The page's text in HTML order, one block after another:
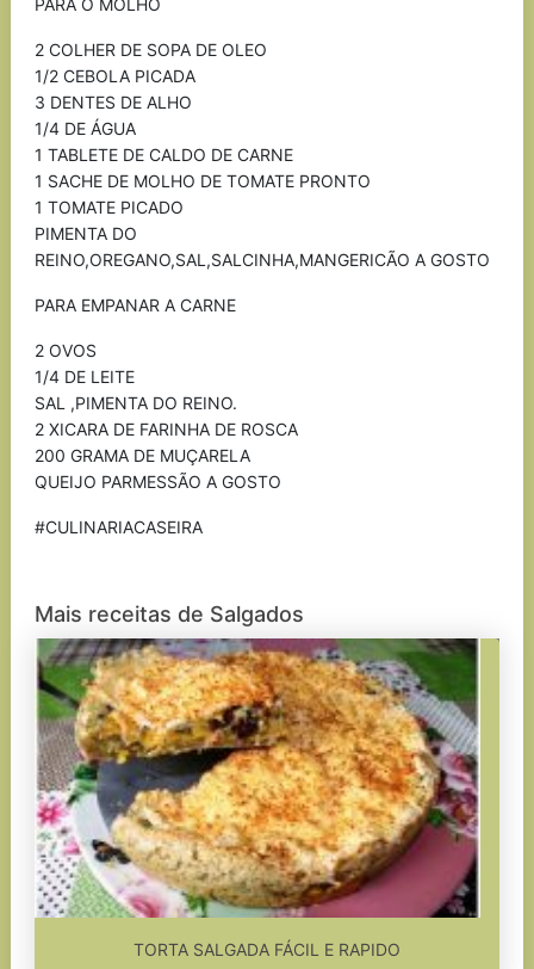
PARA O MOLHO
2 COLHER DE SOPA DE OLEO
1/2 CEBOLA PICADA
3 DENTES DE ALHO
1/4 DE ÁGUA
1 TABLETE DE CALDO DE CARNE
1 SACHE DE MOLHO DE TOMATE PRONTO
1 TOMATE PICADO
PIMENTA DO
REINO,OREGANO,SAL,SALCINHA,MANGERICÃO A GOSTO
PARA EMPANAR A CARNE
2 OVOS
1/4 DE LEITE
SAL ,PIMENTA DO REINO.
2 XICARA DE FARINHA DE ROSCA
200 GRAMA DE MUÇARELA
QUEIJO PARMESSÃO A GOSTO
#CULINARIACASEIRA
Mais receitas de Salgados
TORTA SALGADA FÁCIL E RAPIDO